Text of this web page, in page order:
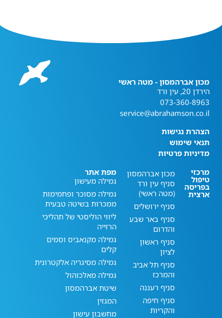
מכון אברהמסון - מטה ראשי
הירדן 20, עין ורד
073-360-8963
service@abrahamson.co.il
הצהרת נגישות
תנאי שימוש
מדיניות פרטיות
מרכזי
טיפול
בפריסה
ארצית
מכון אברהמסון
סניף עין ורד
(מטה ראשי)
סניף ירושלים
סניף באר שבע
והדרום
סניף ראשון
לציון
סניף תל אביב
והמרכז
סניף רעננה
סניף חיפה
והקריות
מפת אתר
גמילה מעישון
גמילה מסוכר ופחמימות
ממכרות בשיטה טבעית
ליווי הוליסטי של תהליכי
הרזייה
גמילה מקנאביס וסמים
קלים
גמילה מסיגריה אלקטרונית
גמילה מאלכוהול
שיטת אברהמסון
המגזין
מחשבון עישון